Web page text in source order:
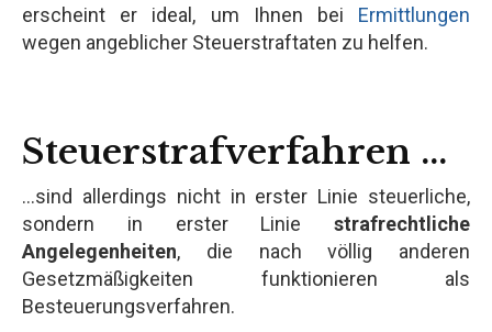
erscheint er ideal, um Ihnen bei Ermittlungen
wegen angeblicher Steuerstraftaten zu helfen.
Steuerstrafverfahren ...
...sind allerdings nicht in erster Linie steuerliche,
sondern in erster Linie strafrechtliche
Angelegenheiten, die nach völlig anderen
Gesetzmäßigkeiten funktionieren als
Besteuerungsverfahren.